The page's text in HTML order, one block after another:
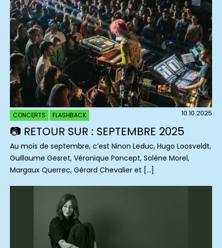
CONCERTS FLASHBACK 10.10.2025
📷 RETOUR SUR : SEPTEMBRE 2025
Au mois de septembre, c’est Ninon Leduc, Hugo Loosveldt,
Guillaume Gesret, Véronique Poncept, Solène Morel,
Margaux Querrec, Gérard Chevalier et […]